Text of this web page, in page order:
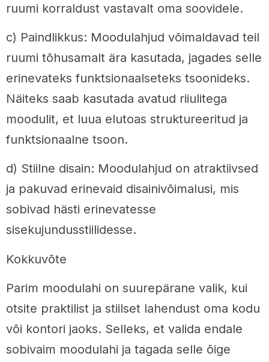
ruumi korraldust vastavalt oma soovidele.
c) Paindlikkus: Moodulahjud võimaldavad teil
ruumi tõhusamalt ära kasutada, jagades selle
erinevateks funktsionaalseteks tsoonideks.
Näiteks saab kasutada avatud riiulitega
moodulit, et luua elutoas struktureeritud ja
funktsionaalne tsoon.
d) Stiilne disain: Moodulahjud on atraktiivsed
ja pakuvad erinevaid disainivõimalusi, mis
sobivad hästi erinevatesse
sisekujundusstiilidesse.
Kokkuvõte
Parim moodulahi on suurepärane valik, kui
otsite praktilist ja stiilset lahendust oma kodu
või kontori jaoks. Selleks, et valida endale
sobivaim moodulahi ja tagada selle õige